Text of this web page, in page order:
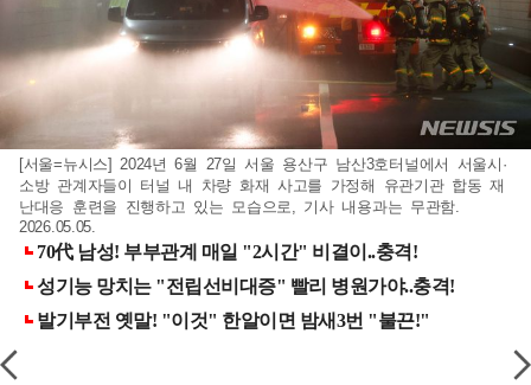
[서울=뉴시스] 2024년 6월 27일 서울 용산구 남산3호터널에서 서울시·
소방 관계자들이 터널 내 차량 화재 사고를 가정해 유관기관 합동 재
난대응 훈련을 진행하고 있는 모습으로, 기사 내용과는 무관함.
2026.05.05.